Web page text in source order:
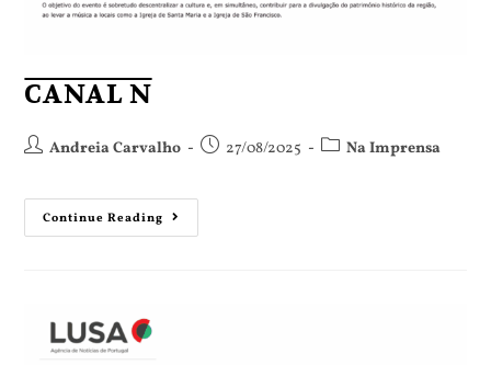
CANAL N
Andreia Carvalho 27/08/2025 Na Imprensa
Continue Reading